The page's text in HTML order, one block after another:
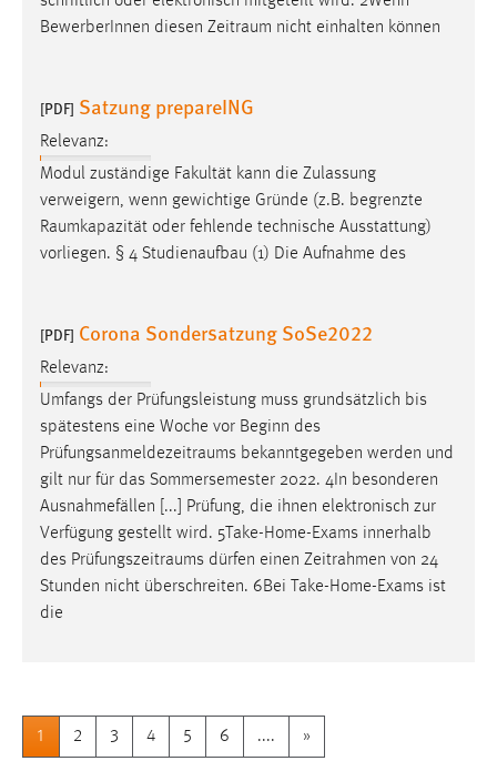
BewerberInnen diesen Zeitraum nicht einhalten können
[PDF] Satzung prepareING
Relevanz:
Modul zuständige Fakultät kann die Zulassung
verweigern, wenn gewichtige Gründe (z.B. begrenzte
Raumkapazität oder fehlende technische Ausstattung)
vorliegen. § 4 Studienaufbau (1) Die Aufnahme des
[PDF] Corona Sondersatzung SoSe2022
Relevanz:
Umfangs der Prüfungsleistung muss grundsätzlich bis
spätestens eine Woche vor Beginn des
Prüfungsanmeldezeitraums bekanntgegeben werden und
gilt nur für das Sommersemester 2022. 4In besonderen
Ausnahmefällen [...] Prüfung, die ihnen elektronisch zur
Verfügung gestellt wird. 5Take-Home-Exams innerhalb
des Prüfungszeitraums dürfen einen Zeitrahmen von 24
Stunden nicht überschreiten. 6Bei Take-Home-Exams ist
die
1 2 3 4 5 6 .... »